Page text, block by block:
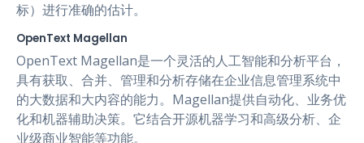
标）进行准确的估计。
OpenText Magellan
OpenText Magellan是一个灵活的人工智能和分析平台，
具有获取、合并、管理和分析存储在企业信息管理系统中
的大数据和大内容的能力。Magellan提供自动化、业务优
化和机器辅助决策。它结合开源机器学习和高级分析、企
业级商业智能等功能。